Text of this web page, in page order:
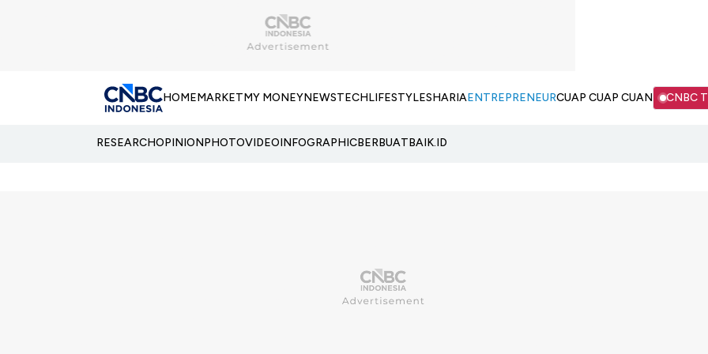
HOMEMARKETMY MONEYNEWSTECHLIFESTYLESHARIAENTREPRENEURCUAP CUAP CUAN CNBC
RESEARCHOPINIONPHOTOVIDEOINFOGRAPHICBERBUATBAIK.ID